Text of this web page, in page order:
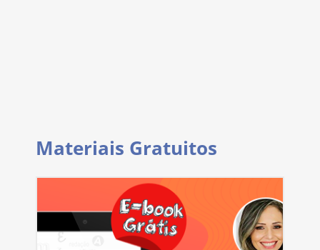
Materiais Gratuitos